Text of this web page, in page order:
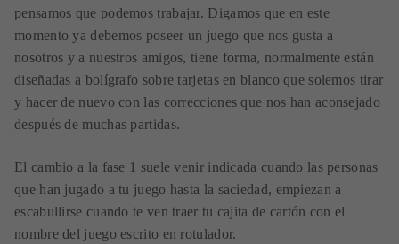
pensamos que podemos trabajar. Digamos que en este
momento ya debemos poseer un juego que nos gusta a
nosotros y a nuestros amigos, tiene forma, normalmente están
diseñadas a bolígrafo sobre tarjetas en blanco que solemos tirar
y hacer de nuevo con las correcciones que nos han aconsejado
después de muchas partidas.
El cambio a la fase 1 suele venir indicada cuando las personas
que han jugado a tu juego hasta la saciedad, empiezan a
escabullirse cuando te ven traer tu cajita de cartón con el
nombre del juego escrito en rotulador.